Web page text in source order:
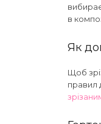
в
Як
Щоб
правил